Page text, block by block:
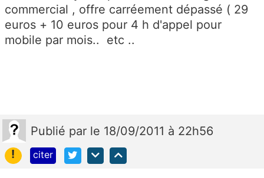
commercial , offre carréement dépassé ( 29
euros + 10 euros pour 4 h d'appel pour
mobile par mois.. etc ..
Publié par le 18/09/2011 à 22h56
!
citer